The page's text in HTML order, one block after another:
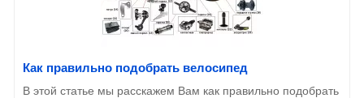
Как правильно подобрать велосипед
В этой статье мы расскажем Вам как правильно подобрать